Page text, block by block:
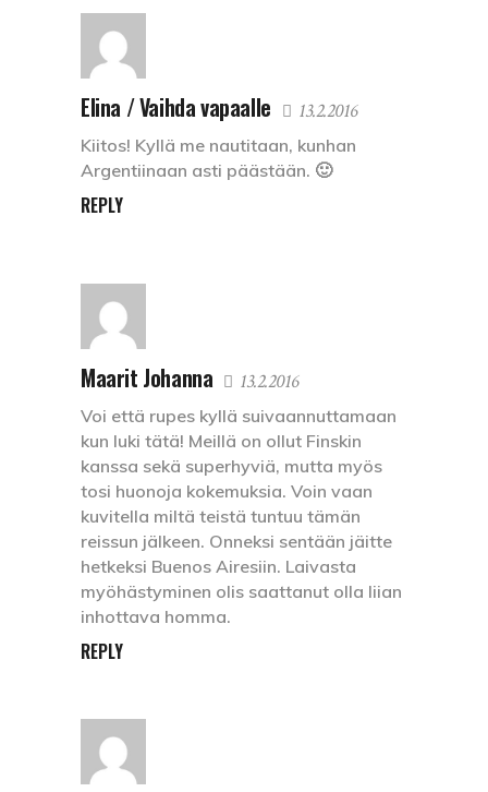
Elina / Vaihda vapaalle 13.2.2016
Kiitos! Kyllä me nautitaan, kunhan
Argentiinaan asti päästään. 🙂
REPLY
Maarit Johanna 13.2.2016
Voi että rupes kyllä suivaannuttamaan
kun luki tätä! Meillä on ollut Finskin
kanssa sekä superhyviä, mutta myös
tosi huonoja kokemuksia. Voin vaan
kuvitella miltä teistä tuntuu tämän
reissun jälkeen. Onneksi sentään jäitte
hetkeksi Buenos Airesiin. Laivasta
myöhästyminen olis saattanut olla liian
inhottava homma.
REPLY